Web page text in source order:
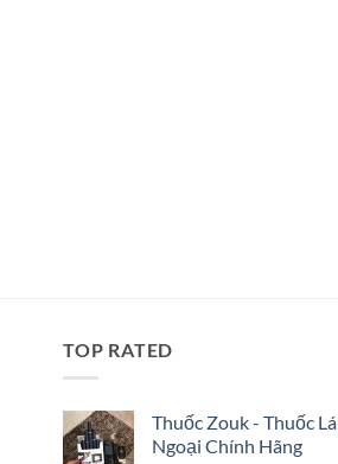
TOP RATED
Thuốc Zouk - Thuốc Lá
Ngoại Chính Hãng